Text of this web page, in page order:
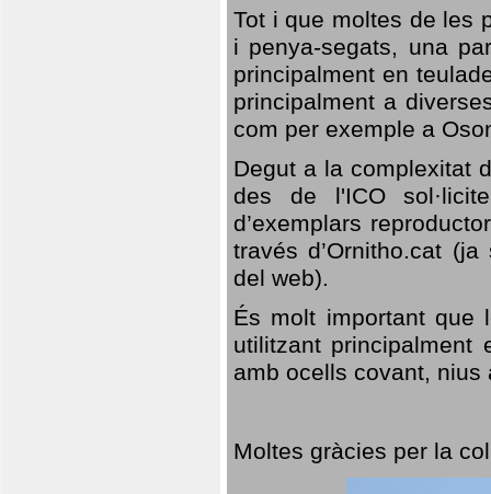
Tot i que moltes de les
i penya-segats, una
principalment en
principalment a
com per exemple a
Degut a la complexitat
des de l'ICO
d’exemplars
través d’Ornitho.cat
del web).
És molt important que
utilitzant
amb ocells covant,
Moltes gràcies per la